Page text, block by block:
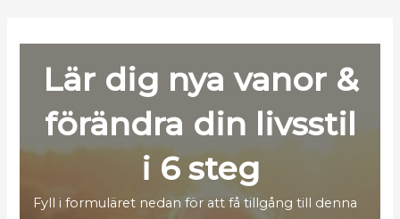
Lär dig nya vanor &
förändra din livsstil
i 6 steg
Fyll i formuläret nedan för att få tillgång till denna